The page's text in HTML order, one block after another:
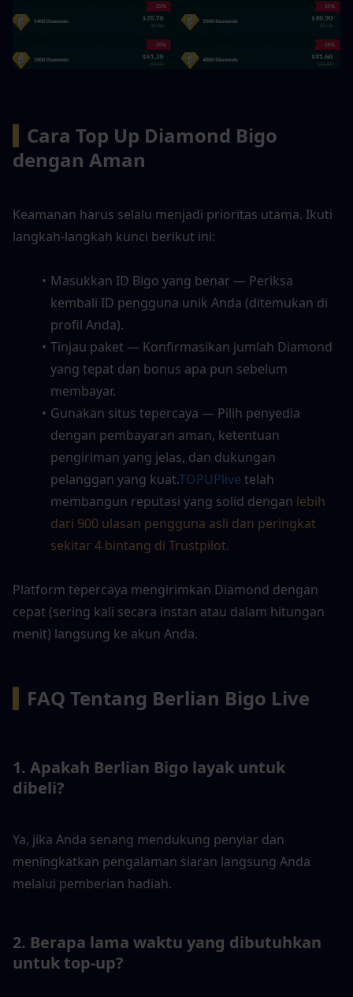
Cara Top Up Diamond Bigo
dengan Aman
Keamanan harus selalu menjadi prioritas utama. Ikuti
langkah-langkah kunci berikut ini:
Masukkan ID Bigo yang benar — Periksa
kembali ID pengguna unik Anda (ditemukan di
profil Anda).
Tinjau paket — Konfirmasikan jumlah Diamond
yang tepat dan bonus apa pun sebelum
membayar.
Gunakan situs tepercaya — Pilih penyedia
dengan pembayaran aman, ketentuan
pengiriman yang jelas, dan dukungan
pelanggan yang kuat.TOPUPlive telah
membangun reputasi yang solid dengan lebih
dari 900 ulasan pengguna asli dan peringkat
sekitar 4 bintang di Trustpilot.
Platform tepercaya mengirimkan Diamond dengan
cepat (sering kali secara instan atau dalam hitungan
menit) langsung ke akun Anda.
FAQ Tentang Berlian Bigo Live
1. Apakah Berlian Bigo layak untuk
dibeli?
Ya, jika Anda senang mendukung penyiar dan
meningkatkan pengalaman siaran langsung Anda
melalui pemberian hadiah.
2. Berapa lama waktu yang dibutuhkan
untuk top-up?